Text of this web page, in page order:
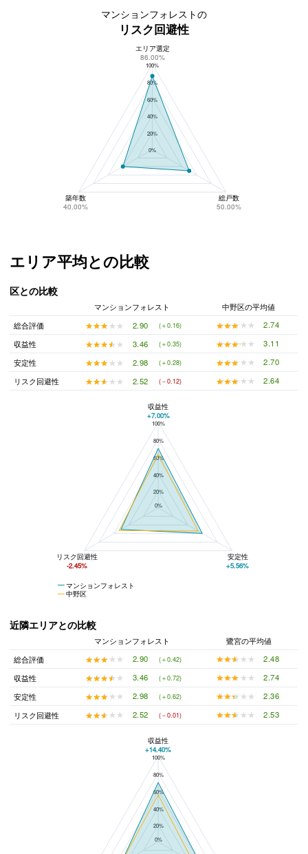
マンションフォレストの
リスク回避性
マンションフォレストのリスク回避性
100%
80%
60%
40%
20%
0%
エリア選定
86.00%
築年数
40.00%
総戸数
50.00%
エリア平均との比較
区との比較
マンションフォレスト
中野区の平均値
総合評価
★★★★★
★★★★★ 2.90 (＋0.16) ★★★★★
★★★★★
2.74
収益性
★★★★★
★★★★★ 3.46 (＋0.35) ★★★★★
★★★★★
3.11
安定性
★★★★★
★★★★★ 2.98 (＋0.28) ★★★★★
★★★★★
2.70
リスク回避性
★★★★★
★★★★★ 2.52 (－0.12) ★★★★★
★★★★★ 2.64
マンションフォレストと中野区の平均値の総合評価の比較
100%
80%
60%
40%
20%
0%
マンションフォレスト
中野区
収益性
+7.00%
リスク回避性
-2.45%
安定性
+5.56%
近隣エリアとの比較
マンションフォレスト
鷺宮の平均値
総合評価
★★★★★
★★★★★ 2.90 (＋0.42) ★★★★★
★★★★★
2.48
収益性
★★★★★
★★★★★ 3.46 (＋0.72) ★★★★★
★★★★★
2.74
安定性
★★★★★
★★★★★ 2.98 (＋0.62) ★★★★★
★★★★★
2.36
リスク回避性
★★★★★
★★★★★ 2.52 (－0.01) ★★★★★
★★★★★ 2.53
マンションフォレストと鷺宮の平均値の総合評価の比較
100%
80%
60%
40%
20%
0%
収益性
+14.40%